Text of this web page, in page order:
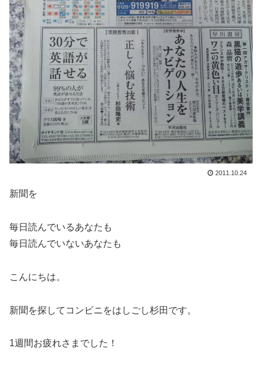
2011.10.24
新聞を
毎日読んでいるあなたも
毎日読んでいないあなたも
こんにちは。
新聞を探してコンビニをはしごし杉田です。
1週間お疲れさまでした！